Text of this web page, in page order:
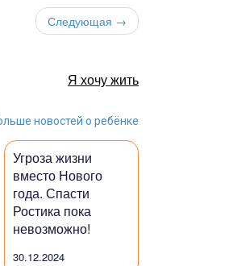
Следующая →
Я хочу жить
новостей о ребёнке
Угроза жизни
вместо Нового
года. Спасти
Ростика пока
невозможно!
30.12.2024